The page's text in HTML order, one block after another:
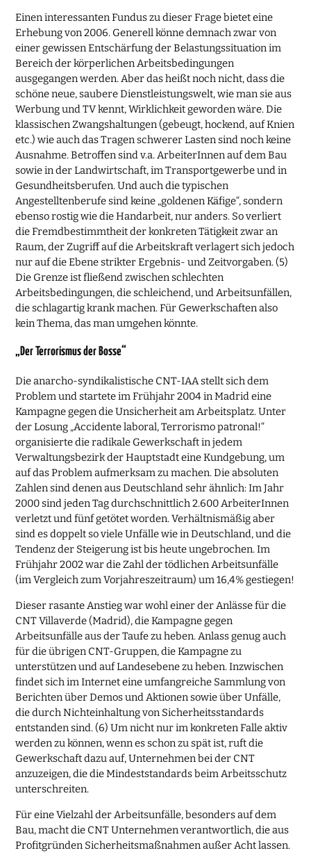
Einen interessanten Fundus zu dieser Frage bietet eine
Erhebung von 2006. Generell könne demnach zwar von
einer gewissen Entschärfung der Belastungssituation im
Bereich der körperlichen Arbeitsbedingungen
ausgegangen werden. Aber das heißt noch nicht, dass die
schöne neue, saubere Dienstleistungswelt, wie man sie aus
Werbung und TV kennt, Wirklichkeit geworden wäre. Die
klassischen Zwangshaltungen (gebeugt, hockend, auf Knien
etc.) wie auch das Tragen schwerer Lasten sind noch keine
Ausnahme. Betroffen sind v.a. ArbeiterInnen auf dem Bau
sowie in der Landwirtschaft, im Transportgewerbe und in
Gesundheitsberufen. Und auch die typischen
Angestelltenberufe sind keine „goldenen Käfige“, sondern
ebenso rostig wie die Handarbeit, nur anders. So verliert
die Fremdbestimmtheit der konkreten Tätigkeit zwar an
Raum, der Zugriff auf die Arbeitskraft verlagert sich jedoch
nur auf die Ebene strikter Ergebnis- und Zeitvorgaben. (5)
Die Grenze ist fließend zwischen schlechten
Arbeitsbedingungen, die schleichend, und Arbeitsunfällen,
die schlagartig krank machen. Für Gewerkschaften also
kein Thema, das man umgehen könnte.
„Der Terrorismus der Bosse“
Die anarcho-syndikalistische CNT-IAA stellt sich dem
Problem und startete im Frühjahr 2004 in Madrid eine
Kampagne gegen die Unsicherheit am Arbeitsplatz. Unter
der Losung „Accidente laboral, Terrorismo patronal!“
organisierte die radikale Gewerkschaft in jedem
Verwaltungsbezirk der Hauptstadt eine Kundgebung, um
auf das Problem aufmerksam zu machen. Die absoluten
Zahlen sind denen aus Deutschland sehr ähnlich: Im Jahr
2000 sind jeden Tag durchschnittlich 2.600 ArbeiterInnen
verletzt und fünf getötet worden. Verhältnismäßig aber
sind es doppelt so viele Unfälle wie in Deutschland, und die
Tendenz der Steigerung ist bis heute ungebrochen. Im
Frühjahr 2002 war die Zahl der tödlichen Arbeitsunfälle
(im Vergleich zum Vorjahreszeitraum) um 16,4% gestiegen!
Dieser rasante Anstieg war wohl einer der Anlässe für die
CNT Villaverde (Madrid), die Kampagne gegen
Arbeitsunfälle aus der Taufe zu heben. Anlass genug auch
für die übrigen CNT-Gruppen, die Kampagne zu
unterstützen und auf Landesebene zu heben. Inzwischen
findet sich im Internet eine umfangreiche Sammlung von
Berichten über Demos und Aktionen sowie über Unfälle,
die durch Nichteinhaltung von Sicherheitsstandards
entstanden sind. (6) Um nicht nur im konkreten Falle aktiv
werden zu können, wenn es schon zu spät ist, ruft die
Gewerkschaft dazu auf, Unternehmen bei der CNT
anzuzeigen, die die Mindeststandards beim Arbeitsschutz
unterschreiten.
Für eine Vielzahl der Arbeitsunfälle, besonders auf dem
Bau, macht die CNT Unternehmen verantwortlich, die aus
Profitgründen Sicherheitsmaßnahmen außer Acht lassen.